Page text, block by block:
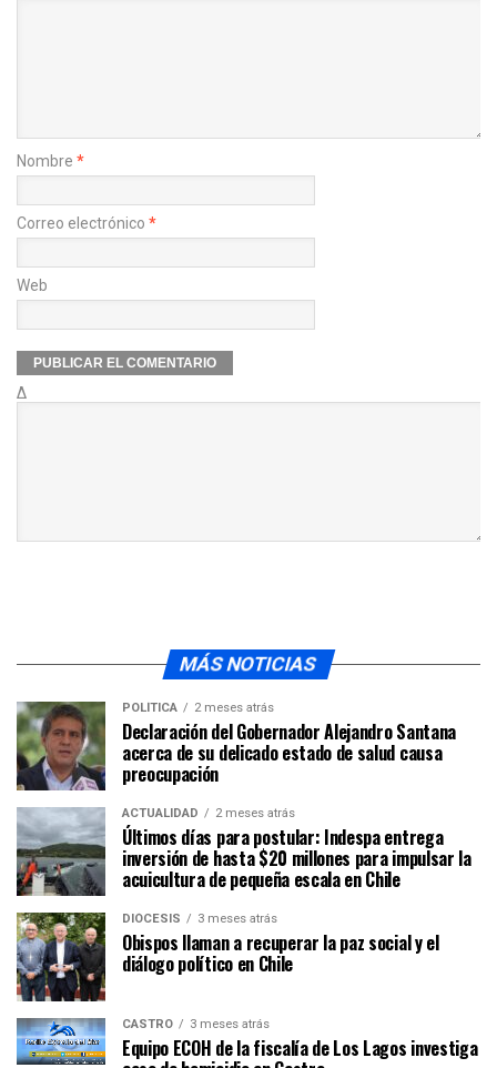
Nombre *
Correo electrónico *
Web
Δ
MÁS NOTICIAS
POLÍTICA 2 meses atrás
Declaración del Gobernador Alejandro Santana
acerca de su delicado estado de salud causa
preocupación
ACTUALIDAD 2 meses atrás
Últimos días para postular: Indespa entrega
inversión de hasta $20 millones para impulsar la
acuicultura de pequeña escala en Chile
DIÓCESIS 3 meses atrás
Obispos llaman a recuperar la paz social y el
diálogo político en Chile
CASTRO 3 meses atrás
Equipo ECOH de la fiscalía de Los Lagos investiga